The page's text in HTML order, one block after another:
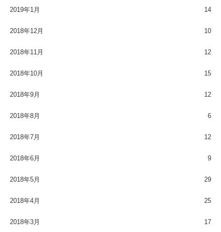
2019年1月 14
2018年12月 10
2018年11月 12
2018年10月 15
2018年9月 12
2018年8月 6
2018年7月 12
2018年6月 9
2018年5月 29
2018年4月 25
2018年3月 17